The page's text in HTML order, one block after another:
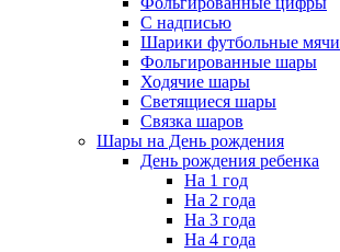
С надписью
Шарики футбольные мячи
Фольгированные шары
Ходячие шары
Светящиеся шары
Связка шаров
Шары на День рождения
День рождения ребенка
На 1 год
На 2 года
На 3 года
На 4 года